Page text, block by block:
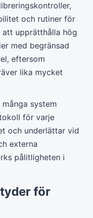
och rutiner för
upprätthålla hög
med begränsad
eftersom
lika mycket
system
för varje
och underlättar vid
externa
pålitligheten i
för